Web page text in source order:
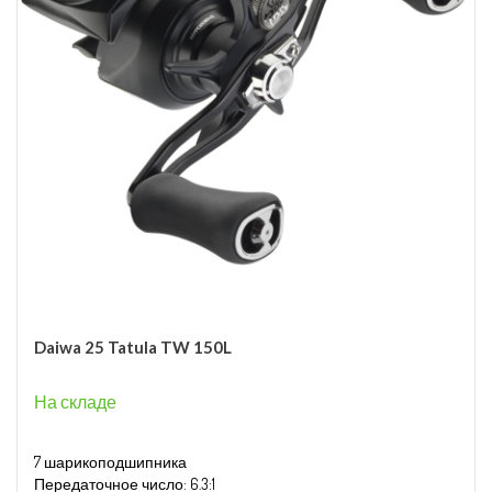
Daiwa 25 Tatula TW 150L
На складе
7 шарикоподшипника
Передаточное число: 6.3:1